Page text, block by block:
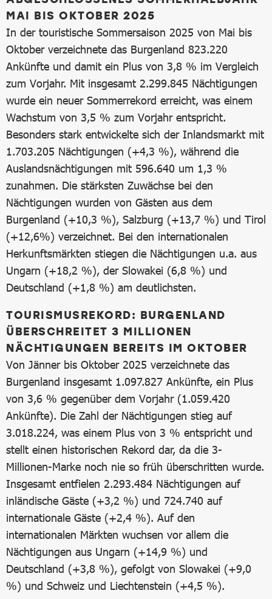
MAI BIS OKTOBER 2025
In der touristische Sommersaison 2025 von Mai bis
Oktober verzeichnete das Burgenland 823.220
Ankünfte und damit ein Plus von 3,8 % im Vergleich
zum Vorjahr. Mit insgesamt 2.299.845 Nächtigungen
wurde ein neuer Sommerrekord erreicht, was einem
Wachstum von 3,5 % zum Vorjahr entspricht.
Besonders stark entwickelte sich der Inlandsmarkt mit
1.703.205 Nächtigungen (+4,3 %), während die
Auslandsnächtigungen mit 596.640 um 1,3 %
zunahmen. Die stärksten Zuwächse bei den
Nächtigungen wurden von Gästen aus dem
Burgenland (+10,3 %), Salzburg (+13,7 %) und Tirol
(+12,6%) verzeichnet. Bei den internationalen
Herkunftsmärkten stiegen die Nächtigungen u.a. aus
Ungarn (+18,2 %), der Slowakei (6,8 %) und
Deutschland (+1,8 %) am deutlichsten.
TOURISMUSREKORD: BURGENLAND
ÜBERSCHREITET 3 MILLIONEN
NÄCHTIGUNGEN BEREITS IM OKTOBER
Von Jänner bis Oktober 2025 verzeichnete das
Burgenland insgesamt 1.097.827 Ankünfte, ein Plus
von 3,6 % gegenüber dem Vorjahr (1.059.420
Ankünfte). Die Zahl der Nächtigungen stieg auf
3.018.224, was einem Plus von 3 % entspricht und
stellt einen historischen Rekord dar, da die 3-
Millionen-Marke noch nie so früh überschritten wurde.
Insgesamt entfielen 2.293.484 Nächtigungen auf
inländische Gäste (+3,2 %) und 724.740 auf
internationale Gäste (+2,4 %). Auf den
internationalen Märkten wuchsen vor allem die
Nächtigungen aus Ungarn (+14,9 %) und
Deutschland (+3,8 %), gefolgt von Slowakei (+9,0
%) und Schweiz und Liechtenstein (+4,5 %).